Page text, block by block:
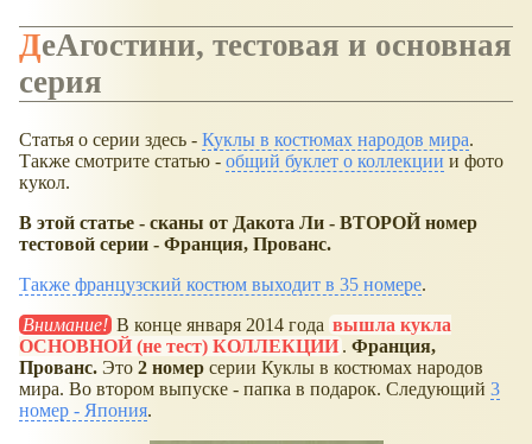
ДеАгостини, тестовая и основная
серия
Статья о серии здесь - Куклы в костюмах народов мира.
Также смотрите статью - общий буклет о коллекции и фото
кукол.
В этой статье - сканы от Дакота Ли - ВТОРОЙ номер
тестовой серии - Франция, Прованс.
Также французский костюм выходит в 35 номере.
Внимание! В конце января 2014 года вышла кукла
ОСНОВНОЙ (не тест) КОЛЛЕКЦИИ . Франция,
Прованс. Это 2 номер серии Куклы в костюмах народов
мира. Во втором выпуске - папка в подарок. Следующий 3
номер - Япония.